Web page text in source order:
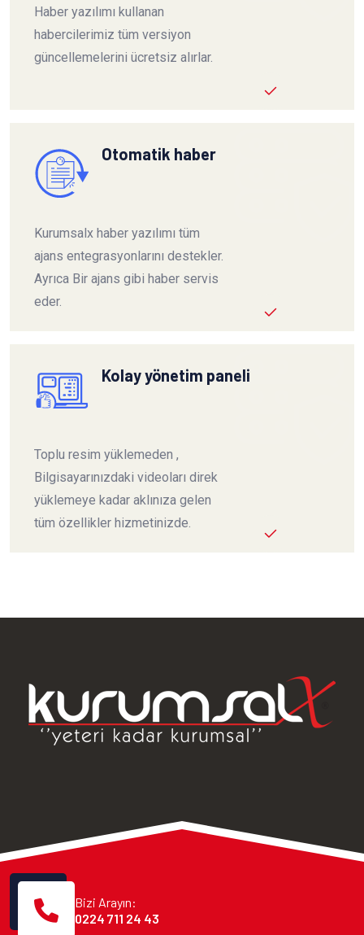
Haber yazılımı kullanan
habercilerimiz tüm versiyon
güncellemelerini ücretsiz alırlar.
Otomatik haber
Kurumsalx haber yazılımı tüm
ajans entegrasyonlarını destekler.
Ayrıca Bir ajans gibi haber servis
eder.
Kolay yönetim paneli
Toplu resim yüklemeden ,
Bilgisayarınızdaki videoları direk
yüklemeye kadar aklınıza gelen
tüm özellikler hizmetinizde.
Bizi Arayın:
0224 711 24 43